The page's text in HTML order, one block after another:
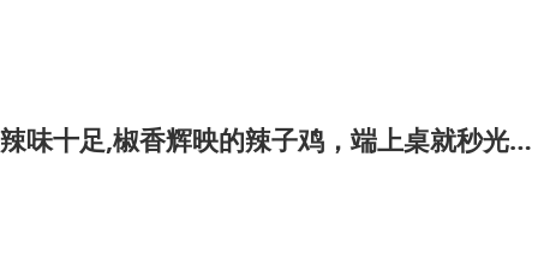
辣味十足,椒香辉映的辣子鸡，端上桌就秒光…